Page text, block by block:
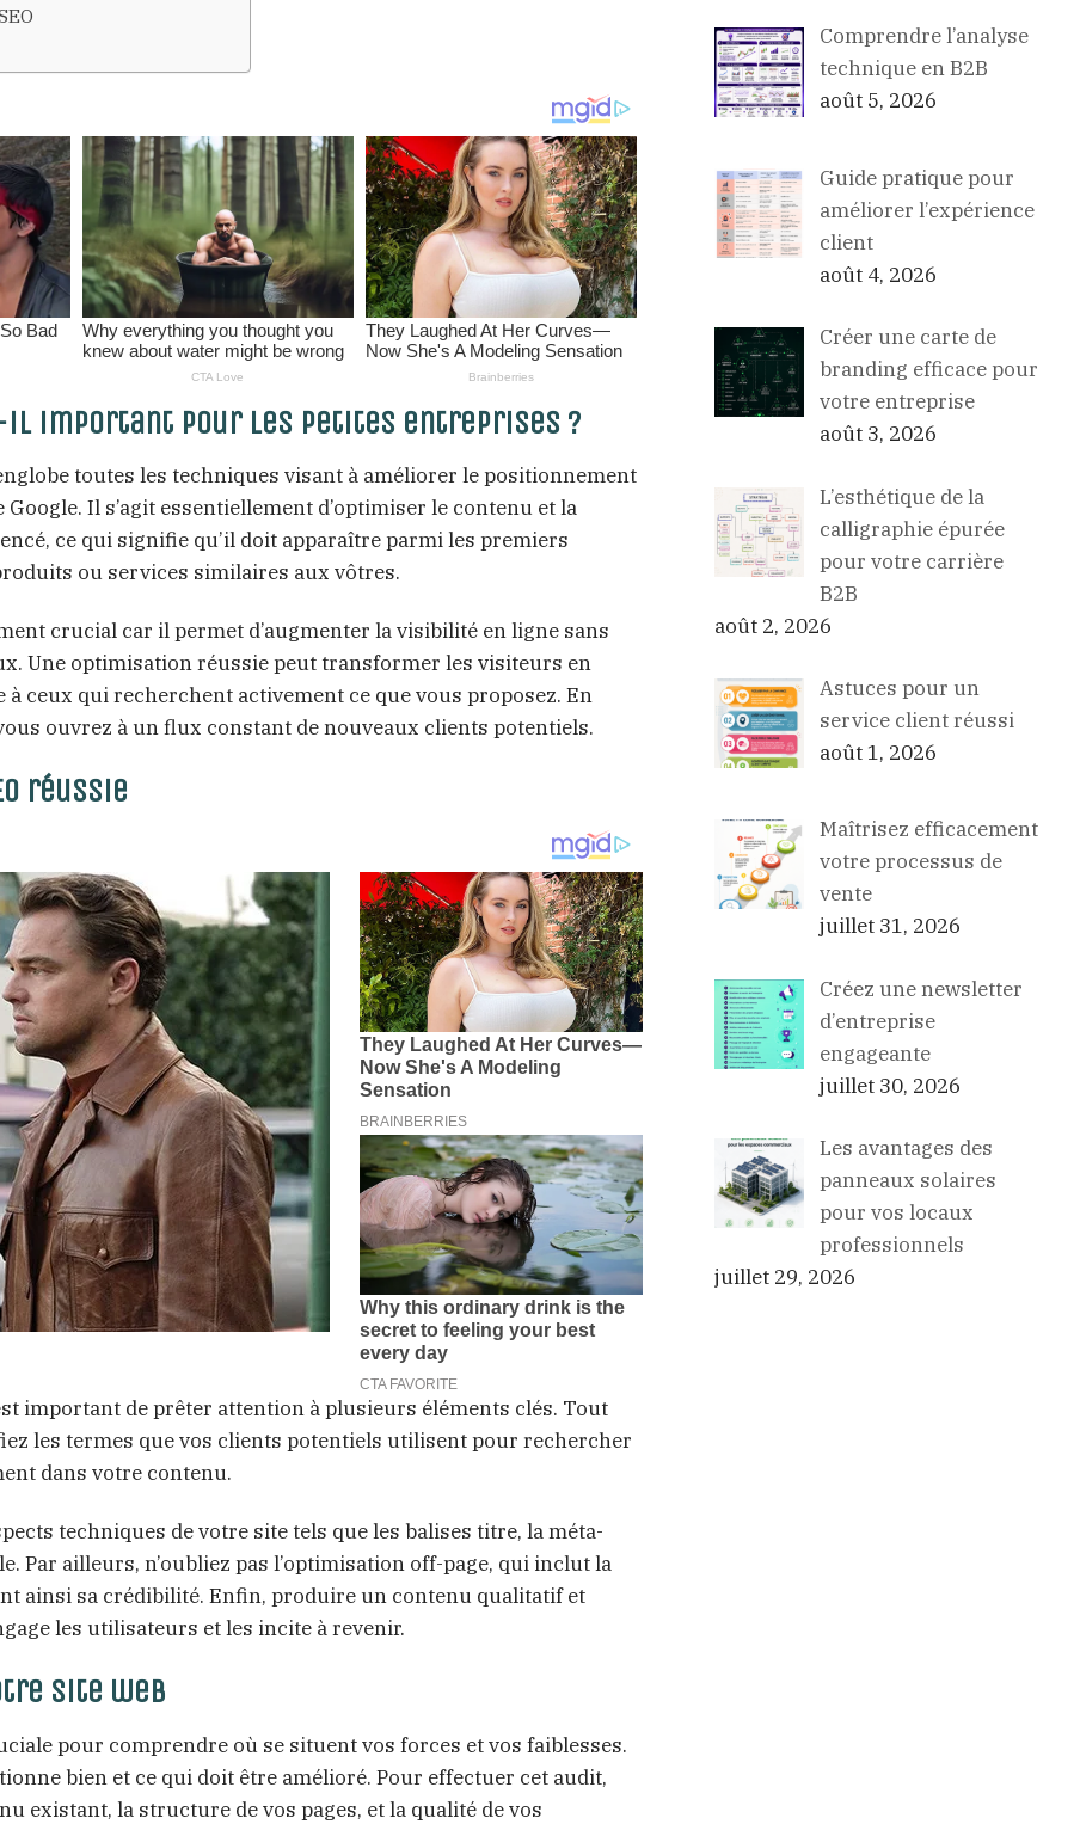
il important pour les petites entreprises ?
toutes les techniques visant à améliorer le positionnement
Il s’agit essentiellement d’optimiser le contenu et la
ce qui signifie qu’il doit apparaître parmi les premiers
ou services similaires aux vôtres.
crucial car il permet d’augmenter la visibilité en ligne sans
Une optimisation réussie peut transformer les visiteurs en
ceux qui recherchent activement ce que vous proposez. En
ouvrez à un flux constant de nouveaux clients potentiels.
réussie
important de prêter attention à plusieurs éléments clés. Tout
les termes que vos clients potentiels utilisent pour rechercher
dans votre contenu.
techniques de votre site tels que les balises titre, la méta-
Par ailleurs, n’oubliez pas l’optimisation off-page, qui inclut la
ainsi sa crédibilité. Enfin, produire un contenu qualitatif et
les utilisateurs et les incite à revenir.
site web
pour comprendre où se situent vos forces et vos faiblesses.
bien et ce qui doit être amélioré. Pour effectuer cet audit,
existant, la structure de vos pages, et la qualité de vos
Comprendre l’analyse
technique en B2B
août 5, 2026
Guide pratique pour
améliorer l’expérience
client
août 4, 2026
Créer une carte de
branding efficace pour
votre entreprise
août 3, 2026
L’esthétique de la
calligraphie épurée
pour votre carrière
B2B
août 2, 2026
Astuces pour un
service client réussi
août 1, 2026
Maîtrisez efficacement
votre processus de
vente
juillet 31, 2026
Créez une newsletter
d’entreprise
engageante
juillet 30, 2026
Les avantages des
panneaux solaires
pour vos locaux
professionnels
juillet 29, 2026